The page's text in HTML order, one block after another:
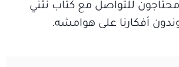
محتاجون للتواصل مع كتاب نثني
أفكارنا على هوامشه.